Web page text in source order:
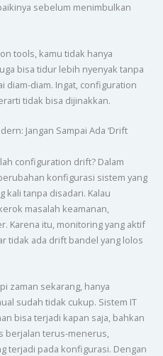
sebelum menimbulkan
tools, kamu tidak hanya
bisa tidur lebih nyenyak tanpa
diam-diam. Ingat, configuration
tidak bisa dijinakkan.
Jangan Sampai Ada ‘Drift
configuration drift? Dalam
konfigurasi sistem yang
kali tanpa disadari. Kalau
masalah keamanan,
Karena itu, monitoring yang aktif
tidak ada drift bandel yang lolos
zaman sekarang, hanya
sudah tidak cukup. Sistem IT
bisa terjadi kapan saja, bahkan
berjalan terus-menerus,
terjadi pada konfigurasi. Dengan